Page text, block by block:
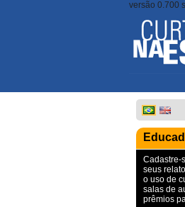
versão 0.700
Cadastre-
seus
o uso de
salas de
prêmios